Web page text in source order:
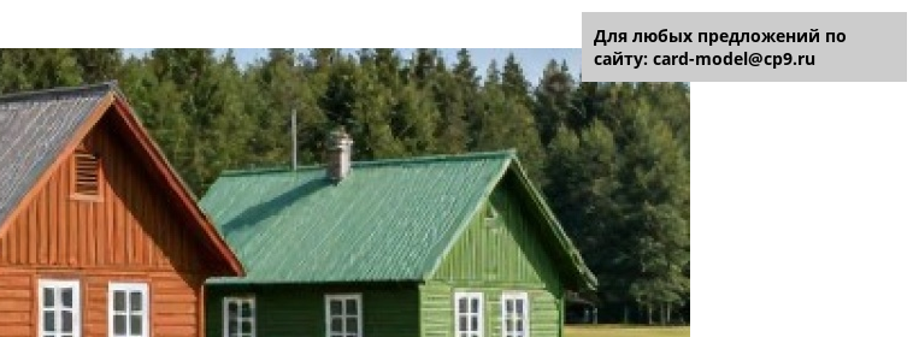
Для любых предложений по
сайту: card-model@cp9.ru